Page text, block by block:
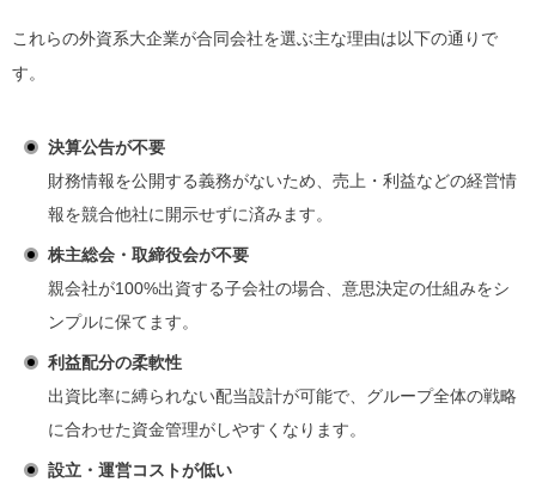
これらの外資系大企業が合同会社を選ぶ主な理由は以下の通りで
す。
決算公告が不要
財務情報を公開する義務がないため、売上・利益などの経営情
報を競合他社に開示せずに済みます。
株主総会・取締役会が不要
親会社が100%出資する子会社の場合、意思決定の仕組みをシ
ンプルに保てます。
利益配分の柔軟性
出資比率に縛られない配当設計が可能で、グループ全体の戦略
に合わせた資金管理がしやすくなります。
設立・運営コストが低い